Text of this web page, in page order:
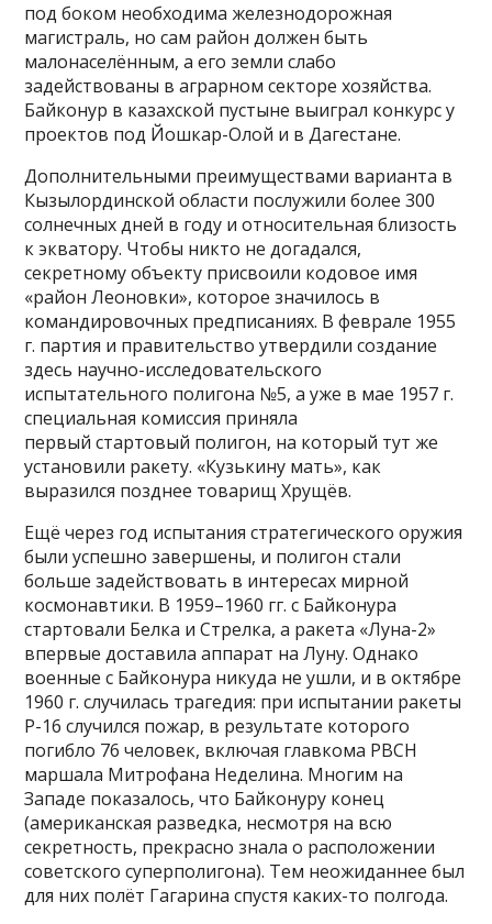
под боком необходима железнодорожная
магистраль, но сам район должен быть
малонаселённым, а его земли слабо
задействованы в аграрном секторе хозяйства.
Байконур в казахской пустыне выиграл конкурс у
проектов под Йошкар-Олой и в Дагестане.
Дополнительными преимуществами варианта в
Кызылординской области послужили более 300
солнечных дней в году и относительная близость
к экватору. Чтобы никто не догадался,
секретному объекту присвоили кодовое имя
«район Леоновки», которое значилось в
командировочных предписаниях. В феврале 1955
г. партия и правительство утвердили создание
здесь научно-исследовательского
испытательного полигона №5, а уже в мае 1957 г.
специальная комиссия приняла
первый стартовый полигон, на который тут же
установили ракету. «Кузькину мать», как
выразился позднее товарищ Хрущёв.
Ещё через год испытания стратегического оружия
были успешно завершены, и полигон стали
больше задействовать в интересах мирной
космонавтики. В 1959–1960 гг. с Байконура
стартовали Белка и Стрелка, а ракета «Луна-2»
впервые доставила аппарат на Луну. Однако
военные с Байконура никуда не ушли, и в октябре
1960 г. случилась трагедия: при испытании ракеты
Р-16 случился пожар, в результате которого
погибло 76 человек, включая главкома РВСН
маршала Митрофана Неделина. Многим на
Западе показалось, что Байконуру конец
(американская разведка, несмотря на всю
секретность, прекрасно знала о расположении
советского суперполигона). Тем неожиданнее был
для них полёт Гагарина спустя каких-то полгода.